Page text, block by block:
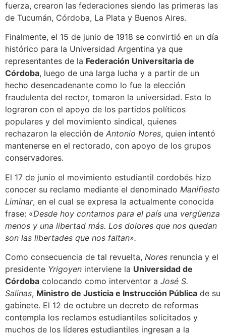
fuerza, crearon las federaciones siendo las primeras las
de Tucumán, Córdoba, La Plata y Buenos Aires.
Finalmente, el 15 de junio de 1918 se convirtió en un día
histórico para la Universidad Argentina ya que
representantes de la Federación Universitaria de
Córdoba, luego de una larga lucha y a partir de un
hecho desencadenante como lo fue la elección
fraudulenta del rector, tomaron la universidad. Esto lo
lograron con el apoyo de los partidos políticos
populares y del movimiento sindical, quienes
rechazaron la elección de Antonio Nores, quien intentó
mantenerse en el rectorado, con apoyo de los grupos
conservadores.
El 17 de junio el movimiento estudiantil cordobés hizo
conocer su reclamo mediante el denominado Manifiesto
Liminar, en el cual se expresa la actualmente conocida
frase: «Desde hoy contamos para el país una vergüenza
menos y una libertad más. Los dolores que nos quedan
son las libertades que nos faltan».
Como consecuencia de tal revuelta, Nores renuncia y el
presidente Yrigoyen interviene la Universidad de
Córdoba colocando como interventor a José S.
Salinas, Ministro de Justicia e Instrucción Pública de su
gabinete. El 12 de octubre un decreto de reformas
contempla los reclamos estudiantiles solicitados y
muchos de los líderes estudiantiles ingresan a la